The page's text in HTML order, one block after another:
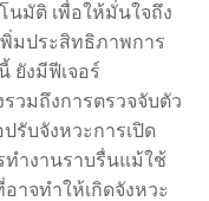
นมัติ เพื่อให้มั่นใจถึง
มประสิทธิภาพการ
ยังมีฟีเจอร์
รวมถึงการตรวจจับตัว
รับจังหวะการเปิด
ำงานราบรื่นแม้ใช้
าจทำให้เกิดจังหวะ